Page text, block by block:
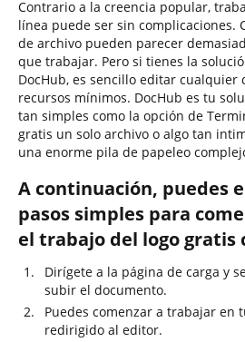
Contrario a la creencia popular,
línea puede ser sin complicaciones.
de archivo pueden parecer
que trabajar. Pero si tienes la
DocHub, es sencillo editar cualquier
recursos mínimos. DocHub es tu
tan simples como la opción de
gratis un solo archivo o algo tan
una enorme pila de papeleo
A continuación, puedes
pasos simples para
el trabajo del logo gratis
Dirígete a la página de carga y
subir el documento.
Puedes comenzar a trabajar en
redirigido al editor.